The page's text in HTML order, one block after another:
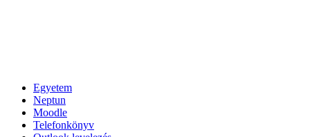
Egyetem
Neptun
Moodle
Telefonkönyv